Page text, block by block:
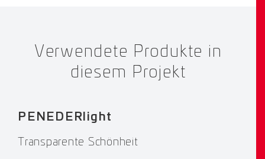
Verwendete Produkte in
diesem Projekt
PENEDERlight
Transparente Schönheit